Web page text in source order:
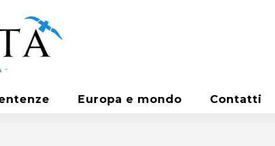
Europa e mondo Contatti